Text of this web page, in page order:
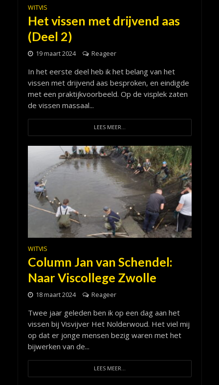
WITVIS
Het vissen met drijvend aas
(Deel 2)
19 maart 2024 Reageer
In het eerste deel heb ik het belang van het
vissen met drijvend aas besproken, en eindigde
met een praktijkvoorbeeld. Op de visplek zaten
de vissen massaal...
LEES MEER...
WITVIS
Column Jan van Schendel:
Naar Viscollege Zwolle
18 maart 2024 Reageer
Twee jaar geleden ben ik op een dag aan het
vissen bij Visvijver Het Nolderwoud. Het viel mij
op dat er jonge mensen bezig waren met het
bijwerken van de...
LEES MEER...